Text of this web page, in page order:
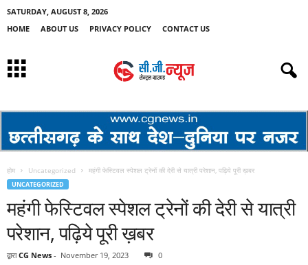
SATURDAY, AUGUST 8, 2026
HOME
ABOUT US PRIVACY POLICY CONTACT US
होम Uncategorized महंगी फेस्टिवल स्पेशल ट्रेनों की देरी से यात्री परेशान, पढ़िये पूरी ख़बर
UNCATEGORIZED
महंगी फेस्टिवल स्पेशल ट्रेनों की देरी से यात्री
परेशान, पढ़िये पूरी ख़बर
द्वारा CG News - November 19, 2023 0